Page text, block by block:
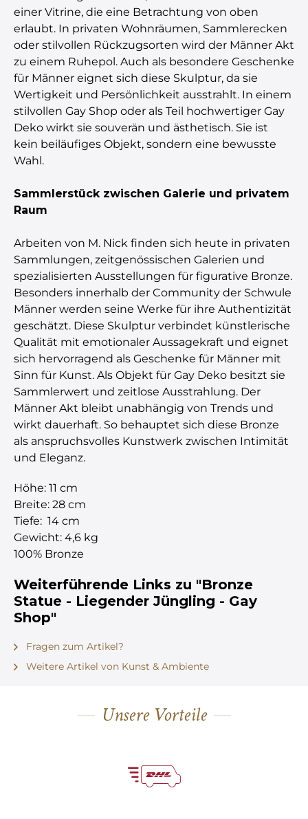
einer Vitrine, die eine Betrachtung von oben
erlaubt. In privaten Wohnräumen, Sammlerecken
oder stilvollen Rückzugsorten wird der Männer Akt
zu einem Ruhepol. Auch als besondere Geschenke
für Männer eignet sich diese Skulptur, da sie
Wertigkeit und Persönlichkeit ausstrahlt. In einem
stilvollen Gay Shop oder als Teil hochwertiger Gay
Deko wirkt sie souverän und ästhetisch. Sie ist
kein beiläufiges Objekt, sondern eine bewusste
Wahl.
Sammlerstück zwischen Galerie und privatem
Raum
Arbeiten von M. Nick finden sich heute in privaten
Sammlungen, zeitgenössischen Galerien und
spezialisierten Ausstellungen für figurative Bronze.
Besonders innerhalb der Community der Schwule
Männer werden seine Werke für ihre Authentizität
geschätzt. Diese Skulptur verbindet künstlerische
Qualität mit emotionaler Aussagekraft und eignet
sich hervorragend als Geschenke für Männer mit
Sinn für Kunst. Als Objekt für Gay Deko besitzt sie
Sammlerwert und zeitlose Ausstrahlung. Der
Männer Akt bleibt unabhängig von Trends und
wirkt dauerhaft. So behauptet sich diese Bronze
als anspruchsvolles Kunstwerk zwischen Intimität
und Eleganz.
Höhe: 11 cm
Breite: 28 cm
Tiefe: 14 cm
Gewicht: 4,6 kg
100% Bronze
Weiterführende Links zu "Bronze
Statue - Liegender Jüngling - Gay
Shop"
Fragen zum Artikel?
Weitere Artikel von Kunst & Ambiente
Unsere Vorteile